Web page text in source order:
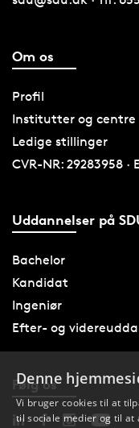
Om os
Profil
Institutter og centre
Ledige stillinger
CVR-NR: 29283958 ·
Uddannelser på
Bachelor
Kandidat
Ingeniør
Efter- og
Følg os
Denne
Vi bruger cookies til at
til sociale medier og til at